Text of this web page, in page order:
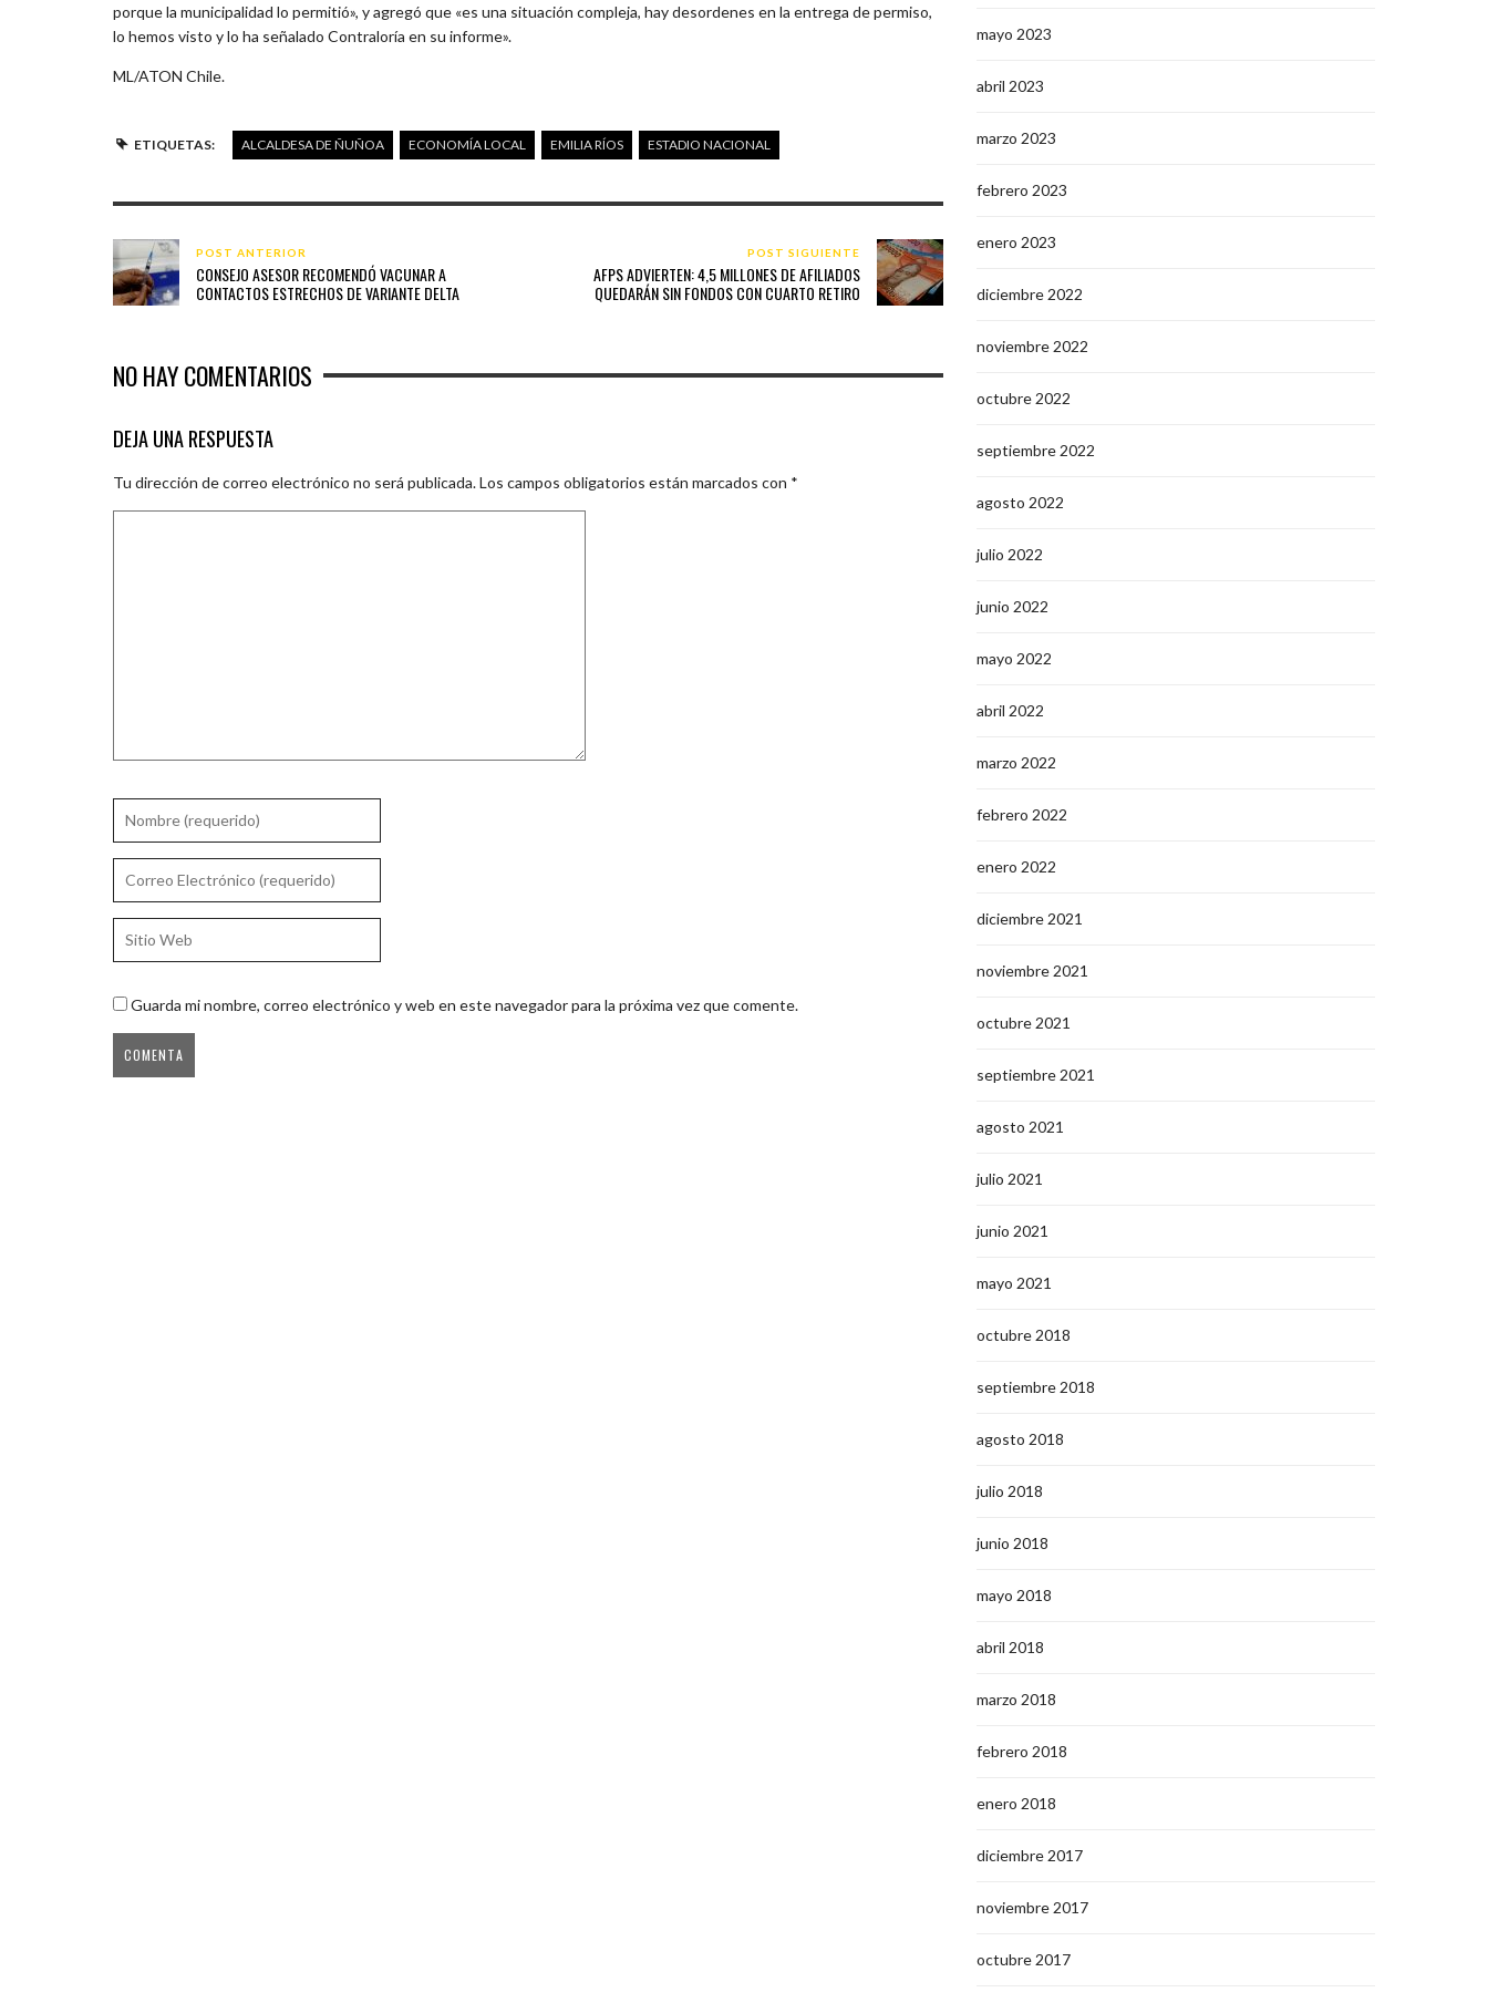
porque la municipalidad lo permitió», y agregó que «es una situación compleja, hay desordenes en la entrega de permiso,
lo hemos visto y lo ha señalado Contraloría en su informe».
ML/ATON Chile.
ETIQUETAS: ALCALDESA DE ÑUÑOA ECONOMÍA LOCAL EMILIA RÍOS ESTADIO NACIONAL
POST ANTERIOR
CONSEJO ASESOR RECOMENDÓ VACUNAR A
CONTACTOS ESTRECHOS DE VARIANTE DELTA
POST SIGUIENTE
AFPS ADVIERTEN: 4,5 MILLONES DE AFILIADOS
QUEDARÁN SIN FONDOS CON CUARTO RETIRO
NO HAY COMENTARIOS
DEJA UNA RESPUESTA
Tu dirección de correo electrónico no será publicada.Los campos obligatorios están marcados con *
Guarda mi nombre, correo electrónico y web en este navegador para la próxima vez que comente.
mayo 2023
abril 2023
marzo 2023
febrero 2023
enero 2023
diciembre 2022
noviembre 2022
octubre 2022
septiembre 2022
agosto 2022
julio 2022
junio 2022
mayo 2022
abril 2022
marzo 2022
febrero 2022
enero 2022
diciembre 2021
noviembre 2021
octubre 2021
septiembre 2021
agosto 2021
julio 2021
junio 2021
mayo 2021
octubre 2018
septiembre 2018
agosto 2018
julio 2018
junio 2018
mayo 2018
abril 2018
marzo 2018
febrero 2018
enero 2018
diciembre 2017
noviembre 2017
octubre 2017